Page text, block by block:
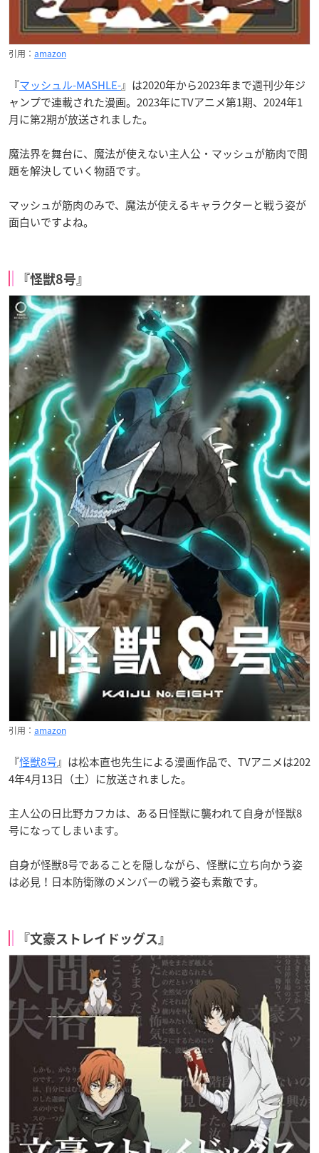
引用： amazon
『マッシュル-MASHLE-』は2020年から2023年まで週刊少年ジ
ャンプで連載された漫画。2023年にTVアニメ第1期、2024年1
月に第2期が放送されました。
魔法界を舞台に、魔法が使えない主人公・マッシュが筋肉で問
題を解決していく物語です。
マッシュが筋肉のみで、魔法が使えるキャラクターと戦う姿が
面白いですよね。
『怪獣8号』
引用： amazon
『怪獣8号』は松本直也先生による漫画作品で、TVアニメは202
4年4月13日（土）に放送されました。
主人公の日比野カフカは、ある日怪獣に襲われて自身が怪獣8
号になってしまいます。
自身が怪獣8号であることを隠しながら、怪獣に立ち向かう姿
は必見！日本防衛隊のメンバーの戦う姿も素敵です。
『文豪ストレイドッグス』